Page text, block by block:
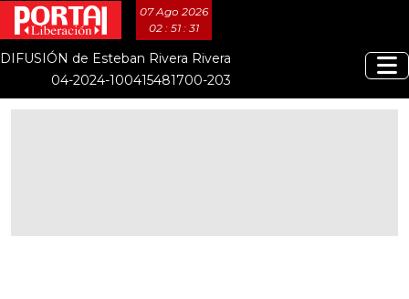
07 Ago 2026
02 : 51 : 31
DIFUSIÓN de Esteban Rivera Rivera
04-2024-100415481700-203